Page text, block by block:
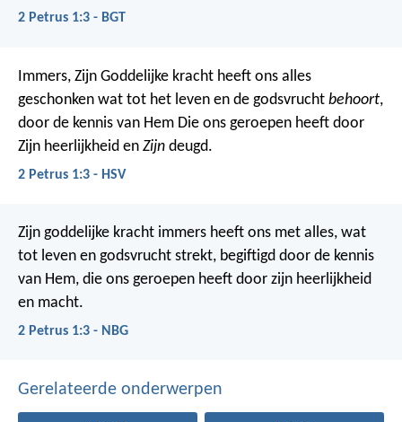
2 Petrus 1:3 - BGT
Immers, Zijn Goddelijke kracht heeft ons alles
geschonken wat tot het leven en de godsvrucht behoort,
door de kennis van Hem Die ons geroepen heeft door
Zijn heerlijkheid en Zijn deugd.
2 Petrus 1:3 - HSV
Zijn goddelijke kracht immers heeft ons met alles, wat
tot leven en godsvrucht strekt, begiftigd door de kennis
van Hem, die ons geroepen heeft door zijn heerlijkheid
en macht.
2 Petrus 1:3 - NBG
Gerelateerde onderwerpen